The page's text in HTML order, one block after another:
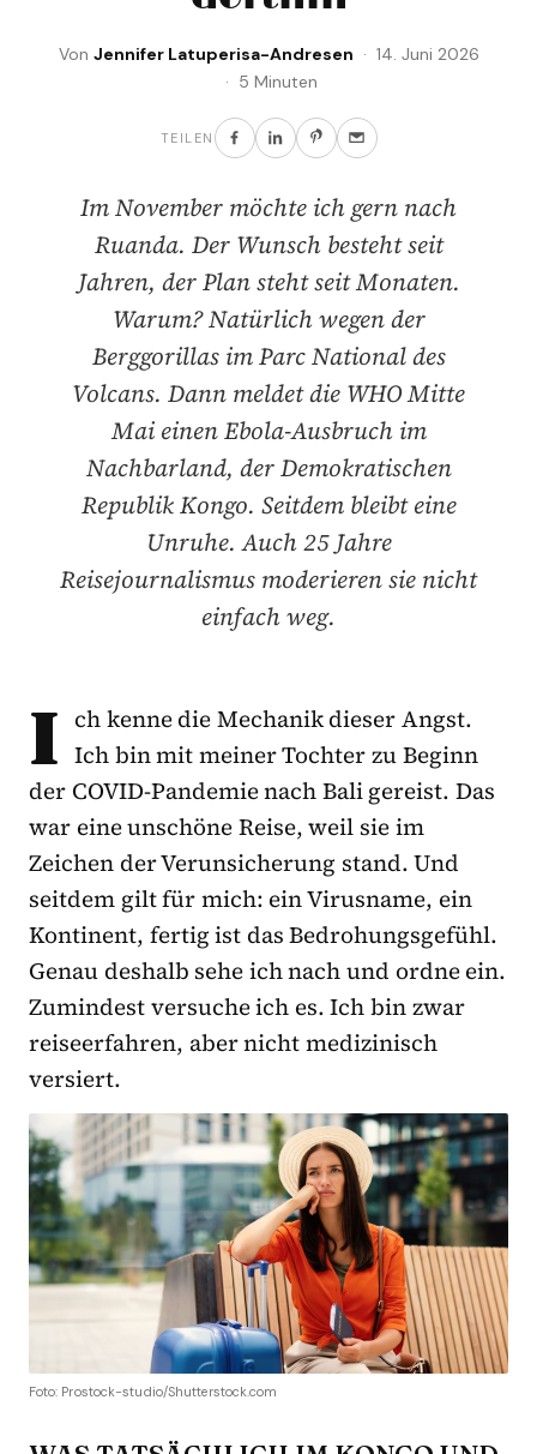
Von Jennifer Latuperisa-Andresen · 14. Juni 2026
· 5 Minuten
TEILEN
Im November möchte ich gern nach
Ruanda. Der Wunsch besteht seit
Jahren, der Plan steht seit Monaten.
Warum? Natürlich wegen der
Berggorillas im Parc National des
Volcans. Dann meldet die WHO Mitte
Mai einen Ebola-Ausbruch im
Nachbarland, der Demokratischen
Republik Kongo. Seitdem bleibt eine
Unruhe. Auch 25 Jahre
Reisejournalismus moderieren sie nicht
einfach weg.
I ch kenne die Mechanik dieser Angst.
Ich bin mit meiner Tochter zu Beginn
der COVID-Pandemie nach Bali gereist. Das
war eine unschöne Reise, weil sie im
Zeichen der Verunsicherung stand. Und
seitdem gilt für mich: ein Virusname, ein
Kontinent, fertig ist das Bedrohungsgefühl.
Genau deshalb sehe ich nach und ordne ein.
Zumindest versuche ich es. Ich bin zwar
reiseerfahren, aber nicht medizinisch
versiert.
Foto: Prostock-studio/Shutterstock.com